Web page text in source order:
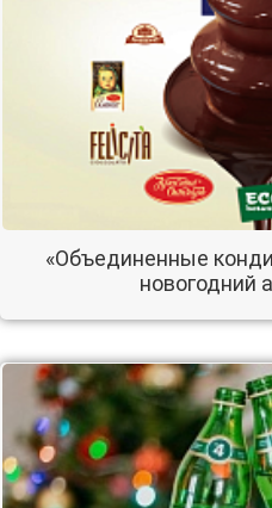
«Объединенные
новогодний